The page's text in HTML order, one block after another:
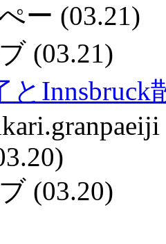
ー (03.21)
(03.21)
とInnsbruck
(03.20)